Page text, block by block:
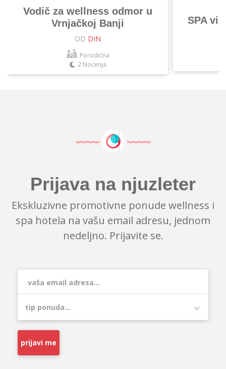
Vodič za wellness odmor u
Vrnjačkoj Banji
OD DIN
Porodična
2 Noćenja
SPA
Prijava na njuzleter
Ekskluzivne promotivne ponude wellness i
spa hotela na vašu email adresu, jednom
nedeljno. Prijavite se.
prijavi me